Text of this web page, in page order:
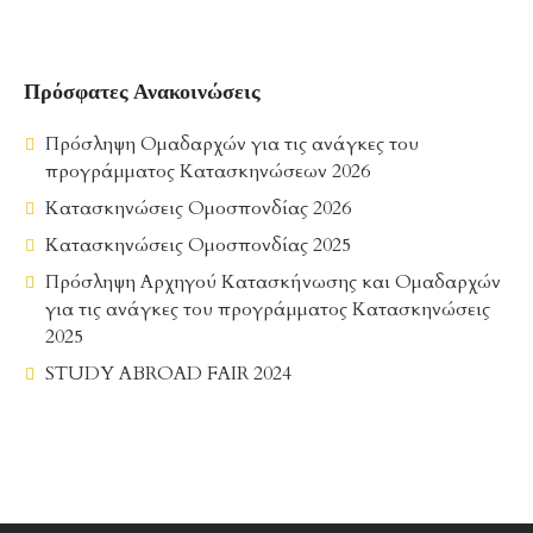
Πρόσφατες Ανακοινώσεις
Πρόσληψη Ομαδαρχών για τις ανάγκες του
προγράμματος Κατασκηνώσεων 2026
Κατασκηνώσεις Ομοσπονδίας 2026
Κατασκηνώσεις Ομοσπονδίας 2025
Πρόσληψη Αρχηγού Κατασκήνωσης και Ομαδαρχών
για τις ανάγκες του προγράμματος Κατασκηνώσεις
2025
STUDY ABROAD FAIR 2024